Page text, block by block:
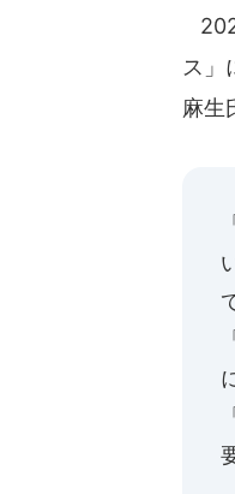
ス」
麻生